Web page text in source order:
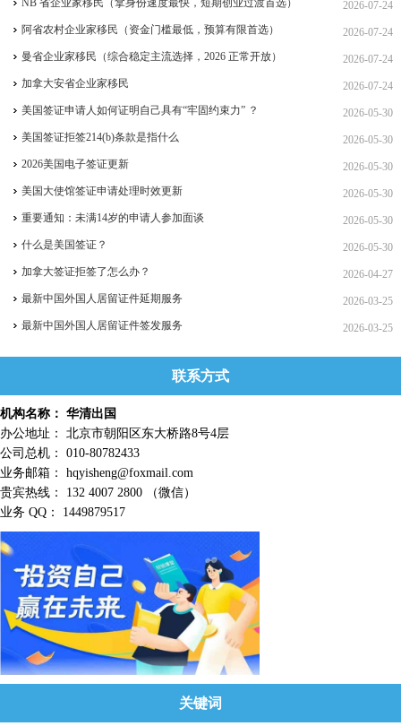
四合一详细对比（2026 年 7 月最新官方政策） 2026-07-24
NB 省企业家移民（拿身份速度最快，短期创业过渡首选）
2026-07-24
阿省农村企业家移民（资金门槛最低，预算有限首选）
2026-07-24
曼省企业家移民（综合稳定主流选择，2026 正常开放）
2026-07-24
加拿大安省企业家移民
2026-05-30
美国签证申请人如何证明自己具有“牢固约束力” ？
2026-05-30
美国签证拒签214(b)条款是指什么
2026-05-30
2026美国电子签证更新
2026-05-30
美国大使馆签证申请处理时效更新
2026-05-30
重要通知：未满14岁的申请人参加面谈
2026-05-30
什么是美国签证？
2026-04-27
加拿大签证拒签了怎么办？
2026-03-25
最新中国外国人居留证件延期服务
2026-03-25
最新中国外国人居留证件签发服务
联系方式
机构名称： 华清出国
办公地址： 北京市朝阳区东大桥路8号4层
公司总机： 010-80782433
业务邮箱： hqyisheng@foxmail.com
贵宾热线： 132 4007 2800 （微信）
业务 QQ： 1449879517
关键词